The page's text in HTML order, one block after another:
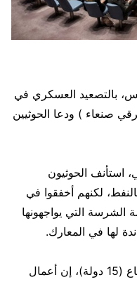
بالتصعيد العسكري في
صنعاء ) ودعا الحوثيين
استأنف الحوثيون
لكنهم أخفقوا في
الشرسة التي يواجهونها
لها في المعارك.
وقال المجلس في بيان أصدره بالإجماع (15 دولة)، إن أعمال